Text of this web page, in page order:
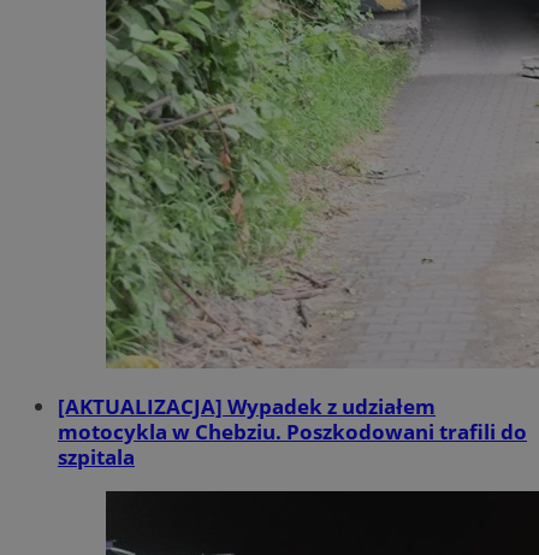
[AKTUALIZACJA] Wypadek z udziałem
motocykla w Chebziu. Poszkodowani trafili do
szpitala